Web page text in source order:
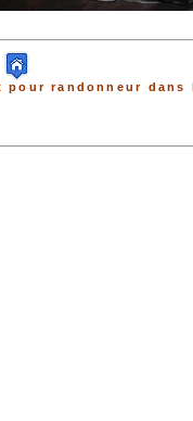
pour randonneur dans